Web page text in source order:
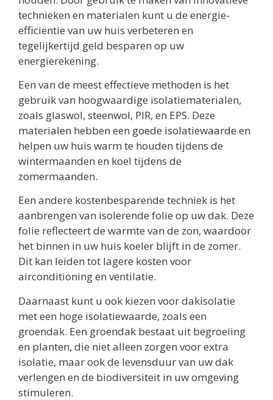
technieken en materialen kunt u de energie-
efficiëntie van uw huis verbeteren en
tegelijkertijd geld besparen op uw
energierekening.
Een van de meest effectieve methoden is het
gebruik van hoogwaardige isolatiematerialen,
zoals glaswol, steenwol, PIR, en EPS. Deze
materialen hebben een goede isolatiewaarde en
helpen uw huis warm te houden tijdens de
wintermaanden en koel tijdens de
zomermaanden.
Een andere kostenbesparende techniek is het
aanbrengen van isolerende folie op uw dak. Deze
folie reflecteert de warmte van de zon, waardoor
het binnen in uw huis koeler blijft in de zomer.
Dit kan leiden tot lagere kosten voor
airconditioning en ventilatie.
Daarnaast kunt u ook kiezen voor dakisolatie
met een hoge isolatiewaarde, zoals een
groendak. Een groendak bestaat uit begroeiing
en planten, die niet alleen zorgen voor extra
isolatie, maar ook de levensduur van uw dak
verlengen en de biodiversiteit in uw omgeving
stimuleren.